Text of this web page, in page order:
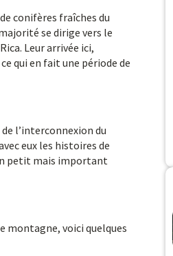
conifères fraîches du
se dirige vers le
Leur arrivée ici,
qui en fait une période de
l’interconnexion du
eux les histoires de
petit mais important
montagne, voici quelques